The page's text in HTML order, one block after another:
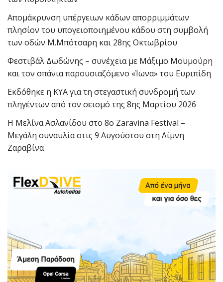
Απομάκρυνση υπέργειων κάδων απορριμμάτων
πλησίον του υπογειοποιημένου κάδου στη συμβολή
των οδών Μ.Μπότσαρη και 28ης Οκτωβρίου
Φεστιβάλ Δωδώνης – συνέχεια με Μάξιμο Μουμούρη
και τον σπάνια παρουσιαζόμενο «Ίωνα» του Ευριπίδη
Εκδόθηκε η ΚΥΑ για τη στεγαστική συνδρομή των
πληγέντων από τον σεισμό της 8ης Μαρτίου 2026
Η Μελίνα Ασλανίδου στο 8ο Zaravina Festival –
Μεγάλη συναυλία στις 9 Αυγούστου στη Λίμνη
Ζαραβίνα